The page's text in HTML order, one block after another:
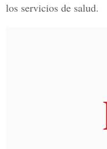
los servicios de salud.